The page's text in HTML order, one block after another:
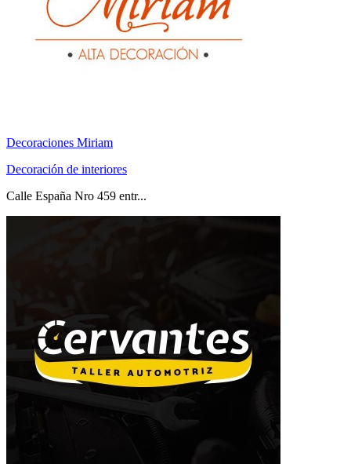
Decoraciones Miriam
Decoración de interiores
Calle España Nro 459 entr...